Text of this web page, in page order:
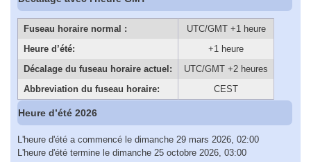
Fuseau horaire normal :
UTC/GMT +1 heure
Heure d’été:
+1 heure
Décalage du fuseau horaire actuel:
UTC/GMT +2 heures
Abbreviation du fuseau horaire:
CEST
Heure d’été 2026
L'heure d'été a commencé le dimanche 29 mars 2026, 02:00
L'heure d'été termine le dimanche 25 octobre 2026, 03:00